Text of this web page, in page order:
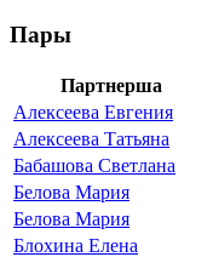
Пары
Партнерша
Алексеева Евгения
Алексеева Татьяна
Бабашова Светлана
Белова Мария
Белова Мария
Блохина Елена